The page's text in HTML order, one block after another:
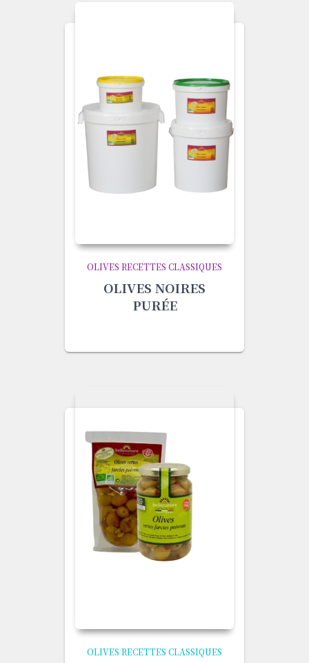
OLIVES RECETTES CLASSIQUES
OLIVES NOIRES
PURÉE
OLIVES RECETTES CLASSIQUES